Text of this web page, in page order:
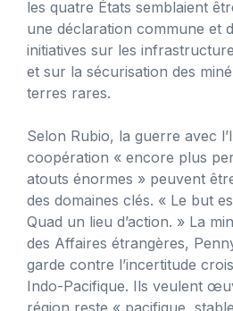
les quatre États semblaient
une déclaration commune et
initiatives sur les
et sur la sécurisation des
terres rares.
Selon Rubio, la guerre avec
coopération « encore plus
atouts énormes » peuvent
des domaines clés. « Le but
Quad un lieu d’action. » La
des Affaires étrangères,
garde contre l’incertitude
Indo-Pacifique. Ils veulent
région reste « pacifique,